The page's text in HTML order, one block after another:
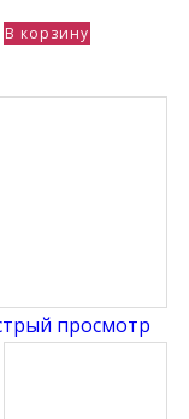
В корзину
просмотр